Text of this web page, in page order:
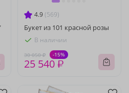
4.9 (569)
Букет из 101 красной розы
В наличии
30 050 ₽ -15%
25 540 ₽